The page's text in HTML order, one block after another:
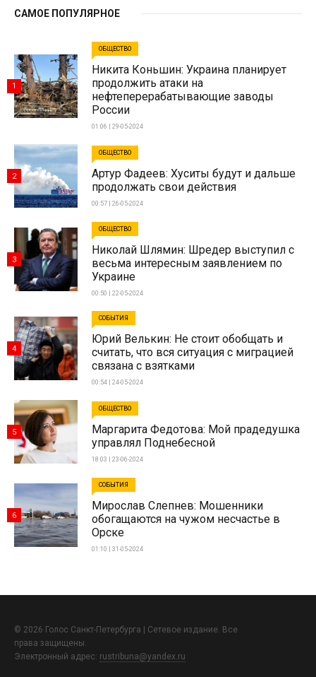
САМОЕ ПОПУЛЯРНОЕ
ОБЩЕСТВО
Никита Коньшин: Украина планирует
продолжить атаки на
нефтеперерабатывающие заводы
России
01:06 | 29-05-2024
1
ОБЩЕСТВО
Артур Фадеев: Хуситы будут и дальше
продолжать свои действия
00:57 | 26-05-2024
2
ОБЩЕСТВО
Николай Шлямин: Шредер выступил с
весьма интересным заявлением по
Украине
00:50 | 22-05-2024
3
СОБЫТИЯ
Юрий Велькин: Не стоит обобщать и
считать, что вся ситуация с миграцией
связана с взятками
00:54 | 24-05-2024
4
ОБЩЕСТВО
Маргарита Федотова: Мой прадедушка
управлял Поднебесной
18:03 | 23-06-2024
5
СОБЫТИЯ
Мирослав Слепнев: Мошенники
обогащаются на чужом несчастье в
Орске
01:10 | 31-05-2024
6
© 2026 Голос Санкт-Петербурга | Сетевое издание. Все
права защищены.
Электронный адрес: rustribuna@yandex.ru